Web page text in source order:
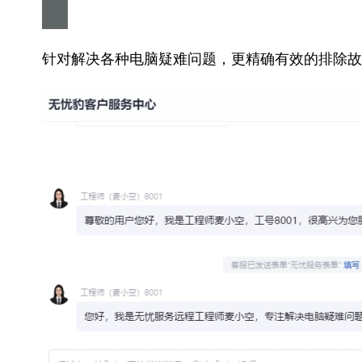
针对解决各种电脑疑难问题，更精确有效的排除